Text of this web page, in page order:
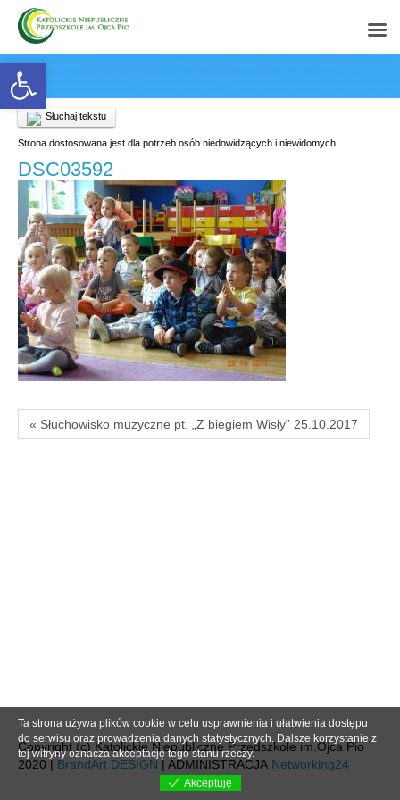
Open toolbar
Słuchaj tekstu
Strona dostosowana jest dla potrzeb osób niedowidzących i niewidomych.
DSC03592
« Słuchowisko muzyczne pt. „Z biegiem Wisły” 25.10.2017
Copyright (c) Katolickie Niepubliczne Przedszkole im.Ojca Pio
2020 | BrandArt DESIGN | ADMINISTRACJA Networking24
Ta strona używa plików cookie w celu usprawnienia i ułatwienia dostępu
do serwisu oraz prowadzenia danych statystycznych. Dalsze korzystanie z
tej witryny oznacza akceptację tego stanu rzeczy.
Akceptuję